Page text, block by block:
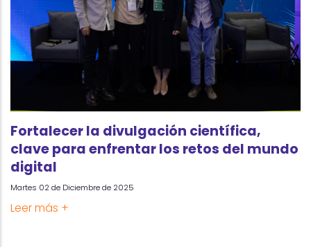
Fortalecer la divulgación científica,
clave para enfrentar los retos del mundo
digital
Martes 02 de Diciembre de 2025
Leer más +